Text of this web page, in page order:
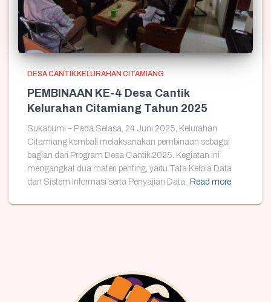
DESA CANTIK KELURAHAN CITAMIANG
PEMBINAAN KE-4 Desa Cantik
Kelurahan Citamiang Tahun 2025
Sukabumi – Pada Selasa, 24 Juni 2025, Kelurahan
Citamiang kembali melaksanakan pembinaan sebagai
bagian dari Program Desa Cantik 2025. Kegiatan ini
mengangkat dua materi penting, yaitu Tata Kelola Data
dan Sistem Informasi serta Penyajian Data,
Read more